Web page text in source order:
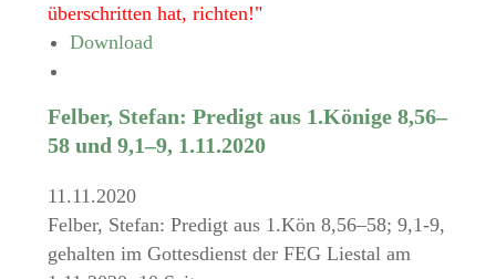
überschritten hat, richten!"
Download
Felber, Stefan: Predigt aus 1.Könige 8,56–
58 und 9,1–9, 1.11.2020
11.11.2020
Felber, Stefan: Predigt aus 1.Kön 8,56–58; 9,1-9,
gehalten im Gottesdienst der FEG Liestal am